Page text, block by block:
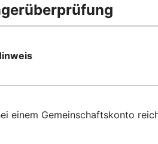
einem Gemeinschaftskonto